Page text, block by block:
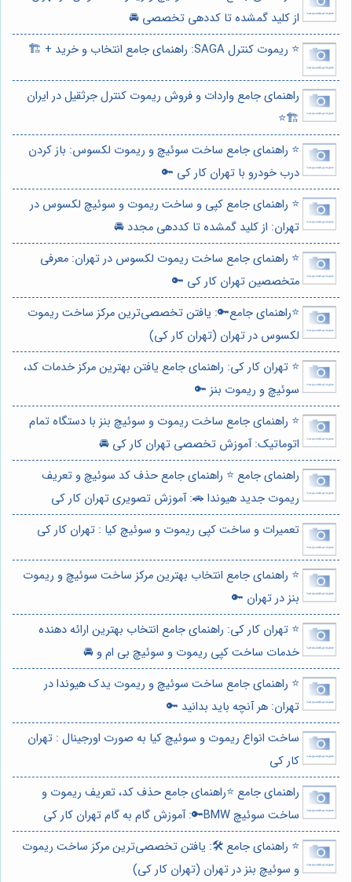
از کلید گمشده تا کددهی تخصصی 🚘
⭐️ ریموت کنترل SAGA: راهنمای جامع انتخاب و خرید + 🏗️
راهنمای جامع واردات و فروش ریموت کنترل جرثقیل در ایران
🏗️⭐️
⭐️ راهنمای جامع ساخت سوئیچ و ریموت لکسوس: باز کردن
درب خودرو با تهران کار کی 🔑
⭐️ راهنمای جامع کپی و ساخت ریموت و سوئیچ لکسوس در
تهران: از کلید گمشده تا کددهی مجدد 🚘
⭐️ راهنمای جامع ساخت ریموت لکسوس در تهران: معرفی
متخصصین تهران کار کی 🔑
⭐️راهنمای جامع🔑: یافتن تخصصی‌ترین مرکز ساخت ریموت
لکسوس در تهران (تهران کار کی)
⭐️ تهران کار کی: راهنمای جامع یافتن بهترین مرکز خدمات کد،
سوئیچ و ریموت بنز 🔑
⭐️ راهنمای جامع ساخت ریموت و سوئیچ بنز با دستگاه تمام
اتوماتیک: آموزش تخصصی تهران کار کی 🚘
راهنمای جامع ⭐️ راهنمای جامع حذف کد سوئیچ و تعریف
ریموت جدید هیوندا 🚗: آموزش تصویری تهران کار کی
تعمیرات و ساخت کپی ریموت و سوئیچ کیا : تهران کار کی
⭐️ راهنمای جامع انتخاب بهترین مرکز ساخت سوئیچ و ریموت
بنز در تهران 🔑
⭐️ تهران کار کی: راهنمای جامع انتخاب بهترین ارائه دهنده
خدمات ساخت کپی ریموت و سوئیچ بی ام و 🚘
⭐️ راهنمای جامع ساخت سوئیچ و ریموت یدک هیوندا در
تهران: هر آنچه باید بدانید 🔑
ساخت انواع ریموت و سوئیچ کیا به صورت اورجینال : تهران
کار کی
راهنمای جامع ⭐️راهنمای جامع حذف کد، تعریف ریموت و
ساخت سوئیچ BMW🔑: آموزش گام به گام تهران کار کی
⭐️ راهنمای جامع 🛠️: یافتن تخصصی‌ترین مرکز ساخت ریموت
و سوئیچ بنز در تهران (تهران کار کی)